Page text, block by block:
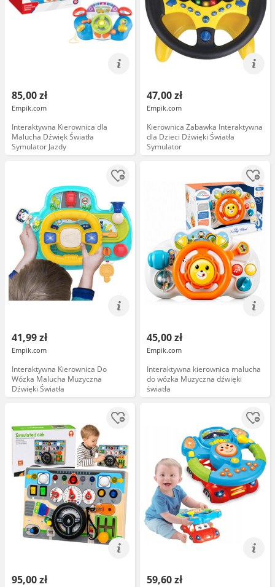
85,00 zł
Empik.com
Interaktywna Kierownica dla
Malucha Dźwięk Światła
Symulator Jazdy
47,00 zł
Empik.com
Kierownica Zabawka Interaktywna
dla Dzieci Dźwięki Światła
Symulator
41,99 zł
Empik.com
Interaktywna Kierownica Do
Wózka Malucha Muzyczna
Dźwięki Światła
45,00 zł
Empik.com
Interaktywna kierownica malucha
do wózka Muzyczna dźwięki
światła
95,00 zł 59,60 zł